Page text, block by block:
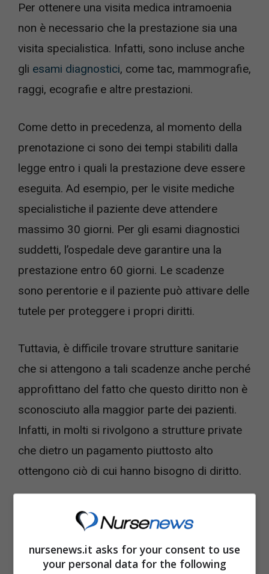
Per ottenere una visita medica intramoenia
non è necessario che la prestazione sia una
visita specialistica. Infatti, sono incluse anche
gli esami diagnostici, come tac, mammografie,
raggi, ecografie e altre prestazioni.
Come detto in precedenza, al momento della
prenotazione ci sono dei tempi stabiliti dalla
legge entro i quali la prestazione deve essere
eseguita. Ad esempio, per le visite mediche
specialistiche il paziente deve attendere
massimo 30 giorni. Per gli esami diagnostici
suddetti, l’ospedale deve garantire una la
prestazione entro 60 giorni. Le scadenze
sono perentorie e il paziente può attivare delle
tutele per proteggere i propri diritti.
Tuttavia, è difficile trovare strutture sanitarie
che si attengono a tali scadenze anche perché
approfittano del fatto che questo diritto non è
sconosciuto alla maggior parte dei pazienti.
Infatti, in molti si rivolgono a strutture private
che dietro un pagamento piuttosto alto
ottengono ciò di cui hanno bisogno di diritto.
nursenews.it asks for your consent to use
your personal data for the following